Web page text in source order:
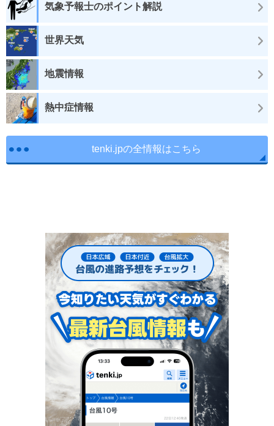
気象予報士のポイント解説
世界天気
地震情報
熱中症情報
tenki.jpの全情報はこちら